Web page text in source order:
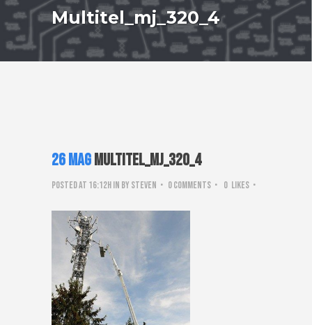
Multitel_mj_320_4
26 MagMultitel_mj_320_4
Posted at 16:12hin by steven 0 Comments 0 Likes